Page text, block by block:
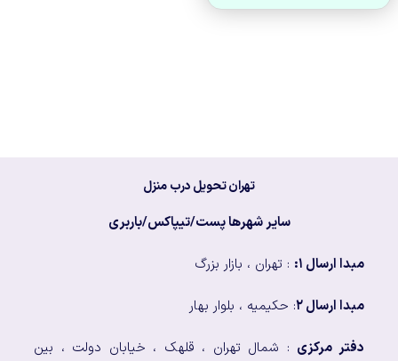
تهران تحویل درب منزل
سایر شهرها پست/تیپاکس/باربری
مبدا ارسال ۱: : تهران ، بازار بزرگ
مبدا ارسال ۲ : حکیمیه ، بلوار بهار
دفتر مرکزی : شمال تهران ، قلهک ، خیابان دولت ، بین